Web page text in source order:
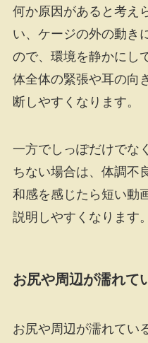
何か原因があると考え
い、ケージの外の動き
ので、環境を静かにし
体全体の緊張や耳の向
断しやすくなります。
一方でしっぽだけでな
ちない場合は、体調不
和感を感じたら短い動
説明しやすくなります。
お尻や周辺が濡れて
お尻や周辺が濡れてい